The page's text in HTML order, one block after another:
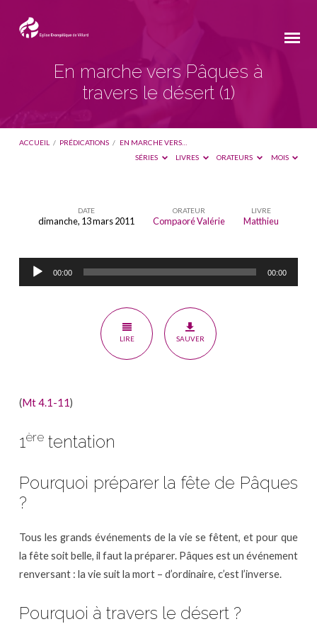
En marche vers Pâques à
travers le désert (1)
ACCUEIL / PRÉDICATIONS / EN MARCHE VERS…
SÉRIES
LIVRES ORATEURS MOIS
vers
Pâques
DATE
dimanche, 13 mars 2011
ORATEUR
Compaoré Valérie
LIVRE
Matthieu
Lecteur
audio
00:00 00:00
LIRE SAUVER
(Mt 4.1-11)
1èretentation
Pourquoi préparer la fête de Pâques
?
Tous les grands événements de la vie se fêtent, et pour que
la fête soit belle, il faut la préparer. Pâques est un événement
renversant : la vie suit la mort – d’ordinaire, c’est l’inverse.
Pourquoi à travers le désert ?